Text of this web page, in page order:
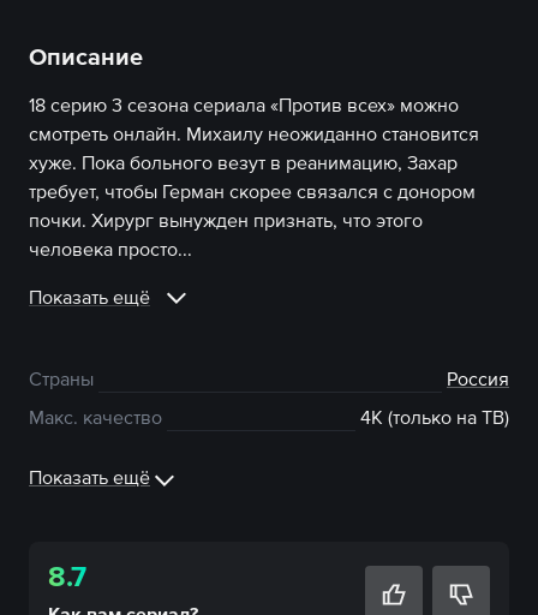
Описание
18 серию 3 сезона сериала «Против всех» можно
смотреть онлайн. Михаилу неожиданно становится
хуже. Пока больного везут в реанимацию, Захар
требует, чтобы Герман скорее связался с донором
почки. Хирург вынужден признать, что этого
человека просто...
Показать ещё
Страны
Россия
Макс. качество
4К (только на ТВ)
Показать ещё
8.7